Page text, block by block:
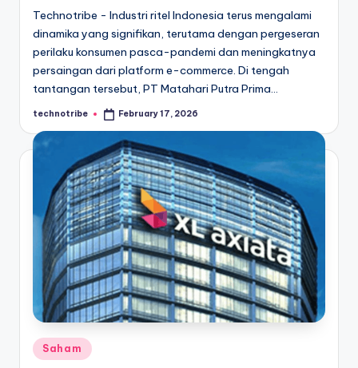
Technotribe - Industri ritel Indonesia terus mengalami
dinamika yang signifikan, terutama dengan pergeseran
perilaku konsumen pasca-pandemi dan meningkatnya
persaingan dari platform e-commerce. Di tengah
tantangan tersebut, PT Matahari Putra Prima…
Posted
technotribe February 17, 2026
Posted
Saham